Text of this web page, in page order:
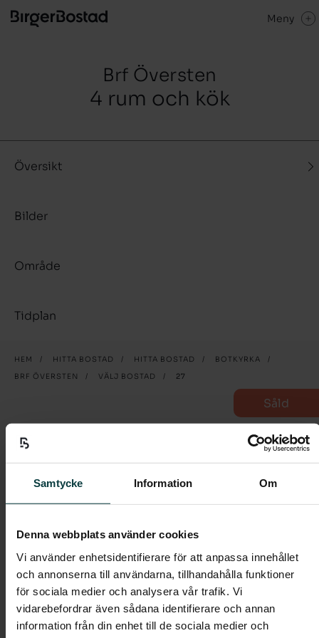
Samtycke Information Om
Denna webbplats använder cookies
Vi använder enhetsidentifierare för att anpassa innehållet
och annonserna till användarna, tillhandahålla funktioner
för sociala medier och analysera vår trafik. Vi
vidarebefordrar även sådana identifierare och annan
information från din enhet till de sociala medier och
Meny
Brf Översten
4 rum och kök
Översikt
Bilder
Område
Tidplan
HEM / HITTA BOSTAD / HITTA BOSTAD / BOTKYRKA
/
BRF ÖVERSTEN
/ VÄLJ BOSTAD / 27
Såld
27
4 rum och kök
Välkommen till denna välplanerade fyra om 82
I entrén möts du av ett praktiskt klinkergolv i grått,
och en stor garderob som döljer dina ytterkläder med
praktiska skjutdörrar.
Hallen tar dig vidare in i det rymliga vardagsrummet i